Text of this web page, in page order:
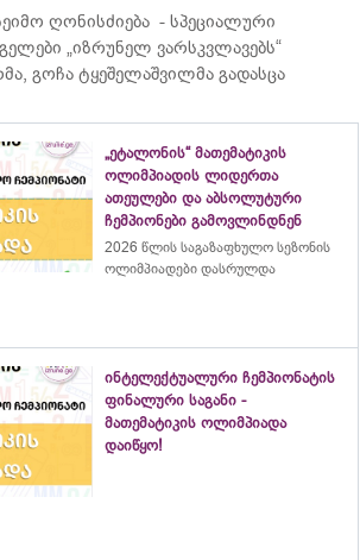
ღონისძიება - სპეციალური
„იზრუნელ ვარსკვლავებს“
გოჩა ტყეშელაშვილმა გადასცა
„ეტალონის“ მათემატიკის
ოლიმპიადის ლიდერთა
ათეულები და აბსოლუტური
ჩემპიონები გამოვლინდნენ
2026 წლის საგაზაფხულო სეზონის
ოლიმპიადები დასრულდა
ინტელექტუალური ჩემპიონატის
ფინალური საგანი -
მათემატიკის ოლიმპიადა
დაიწყო!